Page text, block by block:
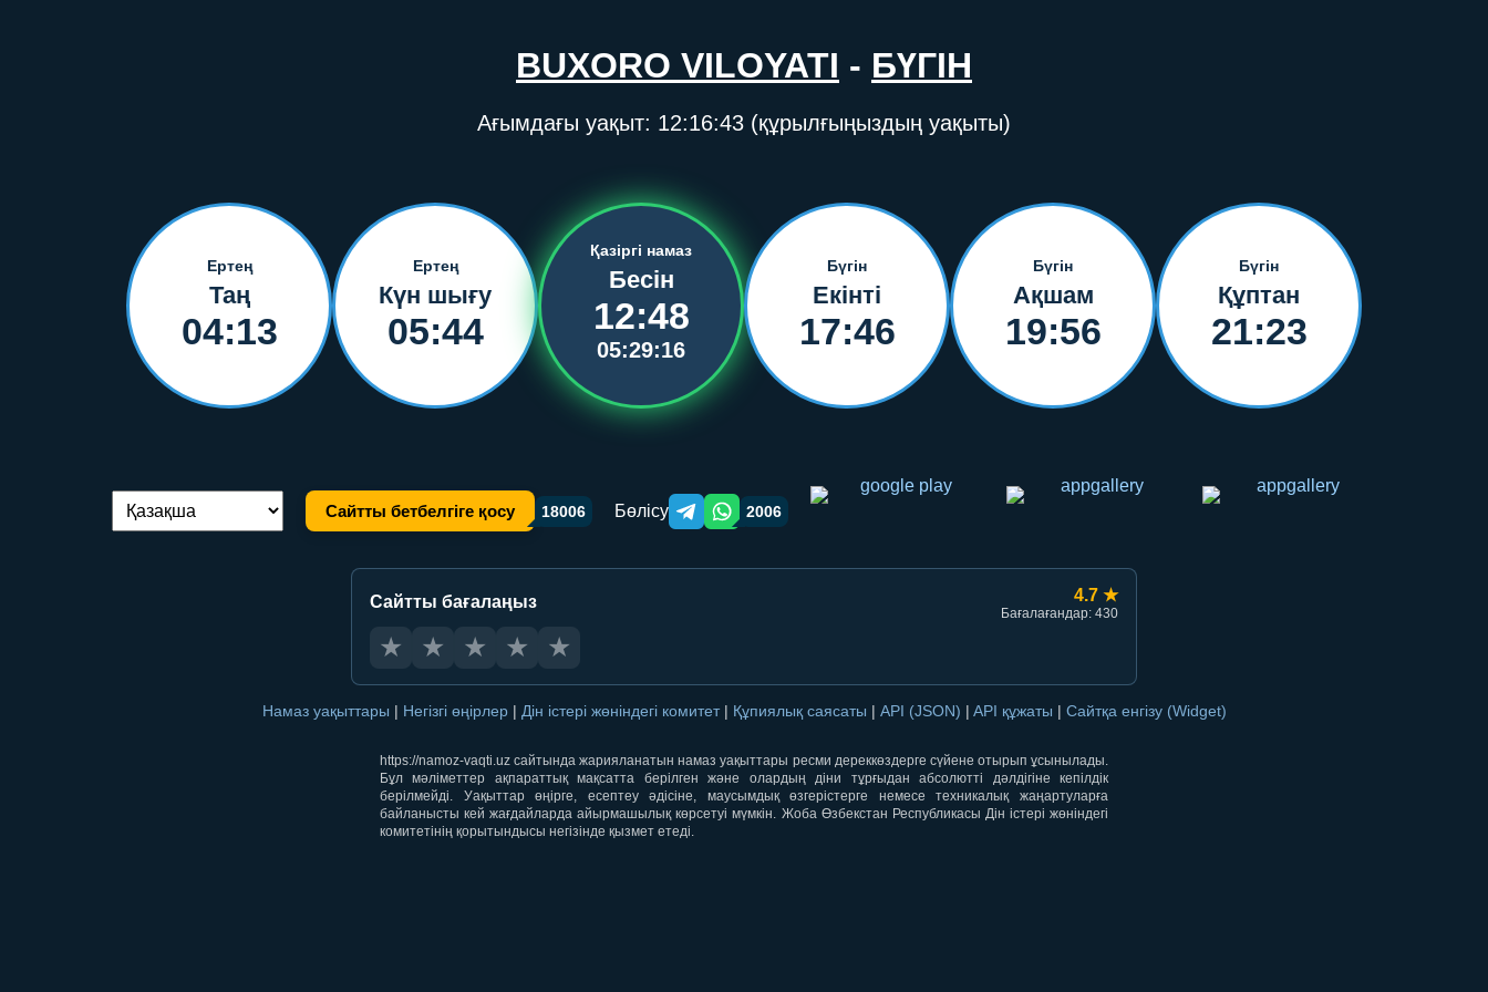
BUXORO VILOYATI - БҮГІН
Ағымдағы уақыт: 12:16:43 (құрылғыңыздың уақыты)
Ертең
Таң
04:13
Ертең
Күн шығу
05:44
Қазіргі намаз
Бесін
12:48
05:29:16
Бүгін
Екінті
17:46
Бүгін
Ақшам
19:56
Бүгін
Құптан
21:23
Тілді ауыстыру: Сайтты бетбелгіге қосу 18006 Бөлісу Telegram orqali ulashish
WhatsApp orqali ulashish
2006
Сайтты бағалаңыз 4.7 ★
Бағалағандар: 430
★ ★ ★ ★ ★
Намаз уақыттары | Негізгі өңірлер | Дін істері жөніндегі комитет | Құпиялық саясаты | API (JSON) | API құжаты | Сайтқа енгізу (Widget)
https://namoz-vaqti.uz сайтында жарияланатын намаз уақыттары ресми дереккөздерге сүйене отырып ұсынылады.
Бұл мәліметтер ақпараттық мақсатта берілген және олардың діни тұрғыдан абсолютті дәлдігіне кепілдік
берілмейді. Уақыттар өңірге, есептеу әдісіне, маусымдық өзгерістерге немесе техникалық жаңартуларға
байланысты кей жағдайларда айырмашылық көрсетуі мүмкін. Жоба Өзбекстан Республикасы Дін істері жөніндегі
комитетінің қорытындысы негізінде қызмет етеді.